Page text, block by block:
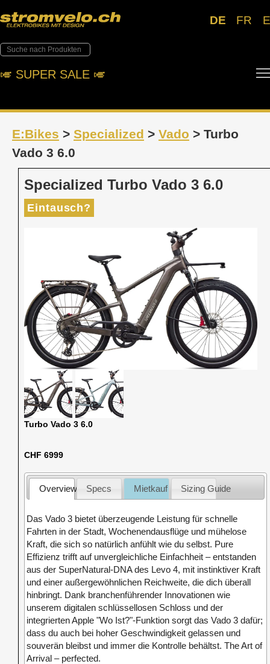
DE FR
🎺︎ SUPER SALE 🎺︎
E:Bikes > Specialized > Vado > Turbo
Vado 3 6.0
Specialized Turbo Vado 3 6.0
Eintausch?
Turbo Vado 3 6.0
CHF 6999
Overview Specs Mietkauf Sizing Guide
Das Vado 3 bietet überzeugende Leistung für schnelle
Fahrten in der Stadt, Wochenendausflüge und mühelose
Kraft, die sich so natürlich anfühlt wie du selbst. Pure
Effizienz trifft auf unvergleichliche Einfachheit – entstanden
aus der SuperNatural-DNA des Levo 4, mit instinktiver Kraft
und einer außergewöhnlichen Reichweite, die dich überall
hinbringt. Dank branchenführender Innovationen wie
unserem digitalen schlüssellosen Schloss und der
integrierten Apple "Wo Ist?"-Funktion sorgt das Vado 3 dafür;
dass du auch bei hoher Geschwindigkeit gelassen und
souverän bleibst und immer die Kontrolle behältst. The Art of
Arrival – perfected.